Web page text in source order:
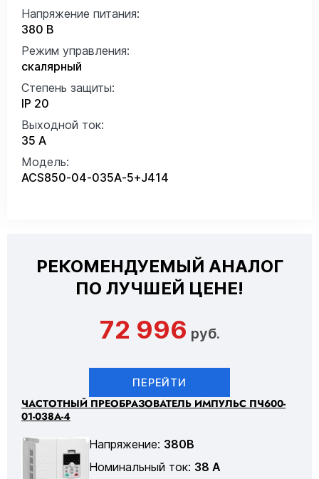
Напряжение питания:
380 В
Режим управления:
скалярный
Степень защиты:
IP 20
Выходной ток:
35 А
Модель:
ACS850-04-035A-5+J414
РЕКОМЕНДУЕМЫЙ АНАЛОГ
ПО ЛУЧШЕЙ ЦЕНЕ!
72 996 руб.
ПЕРЕЙТИ
ЧАСТОТНЫЙ ПРЕОБРАЗОВАТЕЛЬ ИМПУЛЬС ПЧ600-
01-038А-4
Напряжение: 380В
Номинальный ток: 38 А